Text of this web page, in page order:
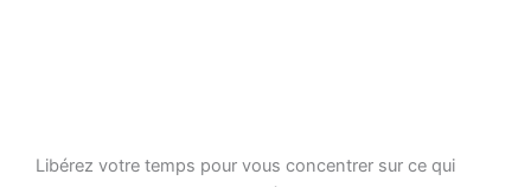
Libérez votre temps pour vous concentrer sur ce qui